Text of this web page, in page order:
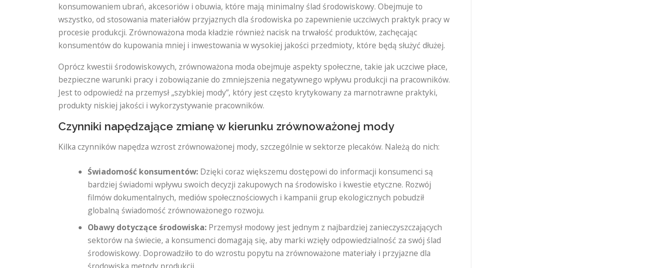
konsumowaniem ubrań, akcesoriów i obuwia, które mają minimalny ślad środowiskowy. Obejmuje to
wszystko, od stosowania materiałów przyjaznych dla środowiska po zapewnienie uczciwych praktyk pracy w
procesie produkcji. Zrównoważona moda kładzie również nacisk na trwałość produktów, zachęcając
konsumentów do kupowania mniej i inwestowania w wysokiej jakości przedmioty, które będą służyć dłużej.
Oprócz kwestii środowiskowych, zrównoważona moda obejmuje aspekty społeczne, takie jak uczciwe płace,
bezpieczne warunki pracy i zobowiązanie do zmniejszenia negatywnego wpływu produkcji na pracowników.
Jest to odpowiedź na przemysł „szybkiej mody”, który jest często krytykowany za marnotrawne praktyki,
produkty niskiej jakości i wykorzystywanie pracowników.
Czynniki napędzające zmianę w kierunku zrównoważonej mody
Kilka czynników napędza wzrost zrównoważonej mody, szczególnie w sektorze plecaków. Należą do nich:
Świadomość konsumentów: Dzięki coraz większemu dostępowi do informacji konsumenci są
bardziej świadomi wpływu swoich decyzji zakupowych na środowisko i kwestie etyczne. Rozwój
filmów dokumentalnych, mediów społecznościowych i kampanii grup ekologicznych pobudził
globalną świadomość zrównoważonego rozwoju.
Obawy dotyczące środowiska: Przemysł modowy jest jednym z najbardziej zanieczyszczających
sektorów na świecie, a konsumenci domagają się, aby marki wzięły odpowiedzialność za swój ślad
środowiskowy. Doprowadziło to do wzrostu popytu na zrównoważone materiały i przyjazne dla